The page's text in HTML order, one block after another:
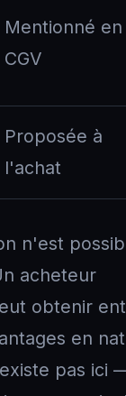
Mentionné en
CGV
Proposée à
l'achat
n'est
acheteur
obtenir
en
pas ici